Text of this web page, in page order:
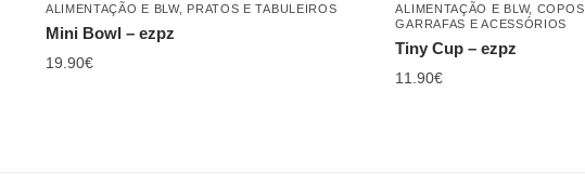
ALIMENTAÇÃO E BLW, PRATOS E TABULEIROS
Mini Bowl – ezpz
19.90€
ALIMENTAÇÃO E BLW, COPOS
GARRAFAS E ACESSÓRIOS
Tiny Cup – ezpz
11.90€